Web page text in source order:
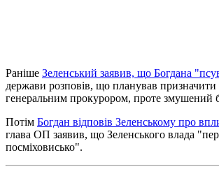
Раніше Зеленський заявив, що Богдана
держави розповів, що планував призначити
генеральним прокурором, проте змушений
Потім Богдан відповів Зеленському про
глава ОП заявив, що Зеленського влада
посміховисько".